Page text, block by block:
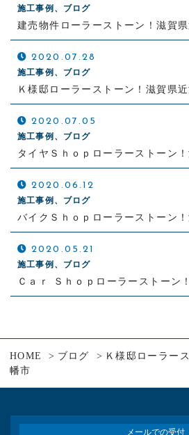
施工事例、ブログ
建売物件ローラーストーン！滋賀
2020.07.28
施工事例、ブログ
Ｋ様邸ローラーストーン！滋賀県
2020.07.05
施工事例、ブログ
タイヤＳｈｏｐローラーストーン
2020.06.12
施工事例、ブログ
バイクＳｈｏｐローラーストーン
2020.05.21
施工事例、ブログ
Ｃａｒ Ｓｈｏｐローラーストーン
HOME ブログ
Ｋ様邸ローラー
幡市
メールでの受付